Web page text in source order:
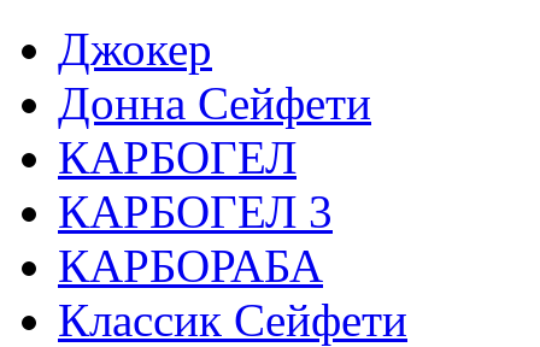
Джокер
Донна Сейфети
КАРБОГЕЛ
КАРБОГЕЛ 3
КАРБОРАБА
Классик Сейфети